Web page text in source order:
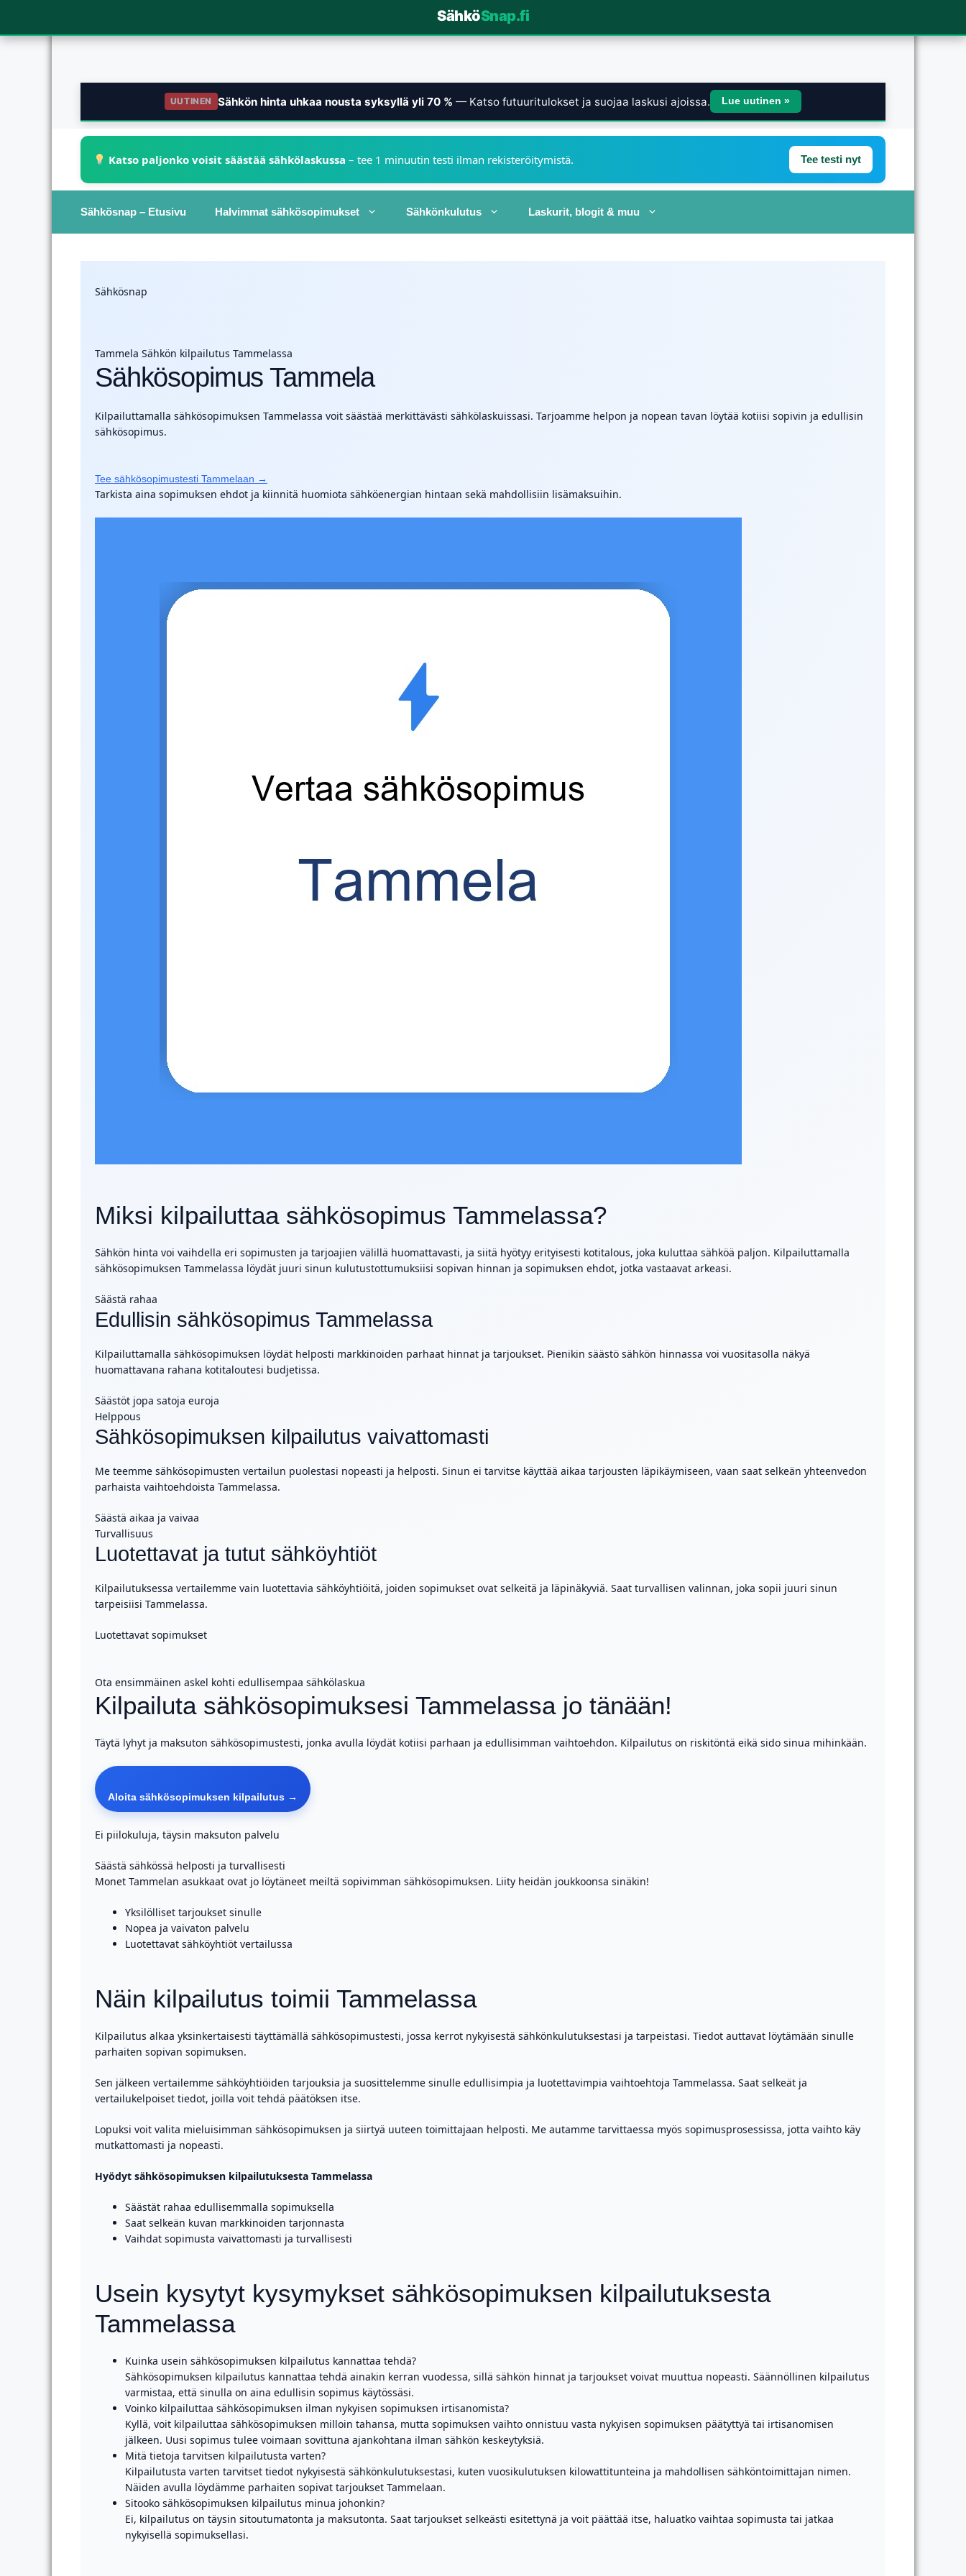
SähköSnap.fi
UUTINEN Sähkön hinta uhkaa nousta syksyllä yli 70 % — Katso futuuritulokset ja suojaa laskusi ajoissa. Lue uutinen »
Katso paljonko voisit säästää sähkölaskussa – tee 1 minuutin testi ilman rekisteröitymistä. Tee testi nyt
Sähkösnap – Etusivu Halvimmat sähkösopimukset Sähkönkulutus Laskurit, blogit & muu
Sähkösnap
Tammela Sähkön kilpailutus Tammelassa
Sähkösopimus Tammela
Kilpailuttamalla sähkösopimuksen Tammelassa voit säästää merkittävästi sähkölaskuissasi. Tarjoamme helpon ja nopean tavan löytää kotiisi sopivin ja edullisin
sähkösopimus.
Tee sähkösopimustesti Tammelaan →
Tarkista aina sopimuksen ehdot ja kiinnitä huomiota sähköenergian hintaan sekä mahdollisiin lisämaksuihin.
Miksi kilpailuttaa sähkösopimus Tammelassa?
Sähkön hinta voi vaihdella eri sopimusten ja tarjoajien välillä huomattavasti, ja siitä hyötyy erityisesti kotitalous, joka kuluttaa sähköä paljon. Kilpailuttamalla
sähkösopimuksen Tammelassa löydät juuri sinun kulutustottumuksiisi sopivan hinnan ja sopimuksen ehdot, jotka vastaavat arkeasi.
Säästä rahaa
Edullisin sähkösopimus Tammelassa
Kilpailuttamalla sähkösopimuksen löydät helposti markkinoiden parhaat hinnat ja tarjoukset. Pienikin säästö sähkön hinnassa voi vuositasolla näkyä
huomattavana rahana kotitaloutesi budjetissa.
Säästöt jopa satoja euroja
Helppous
Sähkösopimuksen kilpailutus vaivattomasti
Me teemme sähkösopimusten vertailun puolestasi nopeasti ja helposti. Sinun ei tarvitse käyttää aikaa tarjousten läpikäymiseen, vaan saat selkeän yhteenvedon
parhaista vaihtoehdoista Tammelassa.
Säästä aikaa ja vaivaa
Turvallisuus
Luotettavat ja tutut sähköyhtiöt
Kilpailutuksessa vertailemme vain luotettavia sähköyhtiöitä, joiden sopimukset ovat selkeitä ja läpinäkyviä. Saat turvallisen valinnan, joka sopii juuri sinun
tarpeisiisi Tammelassa.
Luotettavat sopimukset
Ota ensimmäinen askel kohti edullisempaa sähkölaskua
Kilpailuta sähkösopimuksesi Tammelassa jo tänään!
Täytä lyhyt ja maksuton sähkösopimustesti, jonka avulla löydät kotiisi parhaan ja edullisimman vaihtoehdon. Kilpailutus on riskitöntä eikä sido sinua mihinkään.
Aloita sähkösopimuksen kilpailutus →
Ei piilokuluja, täysin maksuton palvelu
Säästä sähkössä helposti ja turvallisesti
Monet Tammelan asukkaat ovat jo löytäneet meiltä sopivimman sähkösopimuksen. Liity heidän joukkoonsa sinäkin!
Yksilölliset tarjoukset sinulle
Nopea ja vaivaton palvelu
Luotettavat sähköyhtiöt vertailussa
Näin kilpailutus toimii Tammelassa
Kilpailutus alkaa yksinkertaisesti täyttämällä sähkösopimustesti, jossa kerrot nykyisestä sähkönkulutuksestasi ja tarpeistasi. Tiedot auttavat löytämään sinulle
parhaiten sopivan sopimuksen.
Sen jälkeen vertailemme sähköyhtiöiden tarjouksia ja suosittelemme sinulle edullisimpia ja luotettavimpia vaihtoehtoja Tammelassa. Saat selkeät ja
vertailukelpoiset tiedot, joilla voit tehdä päätöksen itse.
Lopuksi voit valita mieluisimman sähkösopimuksen ja siirtyä uuteen toimittajaan helposti. Me autamme tarvittaessa myös sopimusprosessissa, jotta vaihto käy
mutkattomasti ja nopeasti.
Hyödyt sähkösopimuksen kilpailutuksesta Tammelassa
Säästät rahaa edullisemmalla sopimuksella
Saat selkeän kuvan markkinoiden tarjonnasta
Vaihdat sopimusta vaivattomasti ja turvallisesti
Usein kysytyt kysymykset sähkösopimuksen kilpailutuksesta
Tammelassa
Kuinka usein sähkösopimuksen kilpailutus kannattaa tehdä?
Sähkösopimuksen kilpailutus kannattaa tehdä ainakin kerran vuodessa, sillä sähkön hinnat ja tarjoukset voivat muuttua nopeasti. Säännöllinen kilpailutus
varmistaa, että sinulla on aina edullisin sopimus käytössäsi.
Voinko kilpailuttaa sähkösopimuksen ilman nykyisen sopimuksen irtisanomista?
Kyllä, voit kilpailuttaa sähkösopimuksen milloin tahansa, mutta sopimuksen vaihto onnistuu vasta nykyisen sopimuksen päätyttyä tai irtisanomisen
jälkeen. Uusi sopimus tulee voimaan sovittuna ajankohtana ilman sähkön keskeytyksiä.
Mitä tietoja tarvitsen kilpailutusta varten?
Kilpailutusta varten tarvitset tiedot nykyisestä sähkönkulutuksestasi, kuten vuosikulutuksen kilowattitunteina ja mahdollisen sähköntoimittajan nimen.
Näiden avulla löydämme parhaiten sopivat tarjoukset Tammelaan.
Sitooko sähkösopimuksen kilpailutus minua johonkin?
Ei, kilpailutus on täysin sitoutumatonta ja maksutonta. Saat tarjoukset selkeästi esitettynä ja voit päättää itse, haluatko vaihtaa sopimusta tai jatkaa
nykyisellä sopimuksellasi.